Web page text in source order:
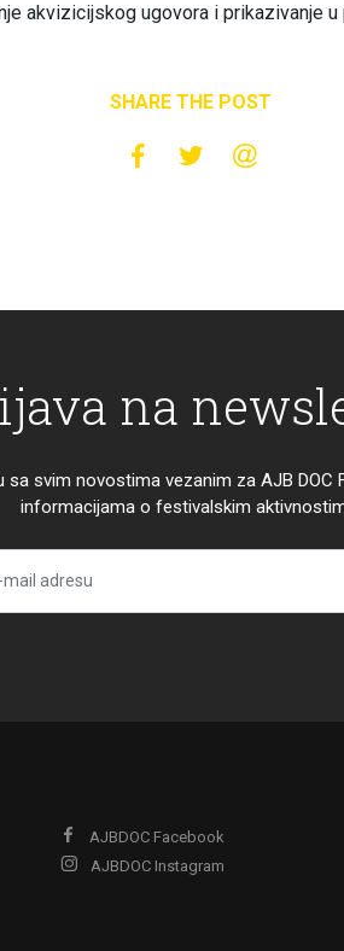
akvizicijskog ugovora i prikazivanje
SHARE THE POST
na
sa svim novostima vezanim za AJB DOC
informacijama o festivalskim
AJBDOC Facebook
AJBDOC Instagram